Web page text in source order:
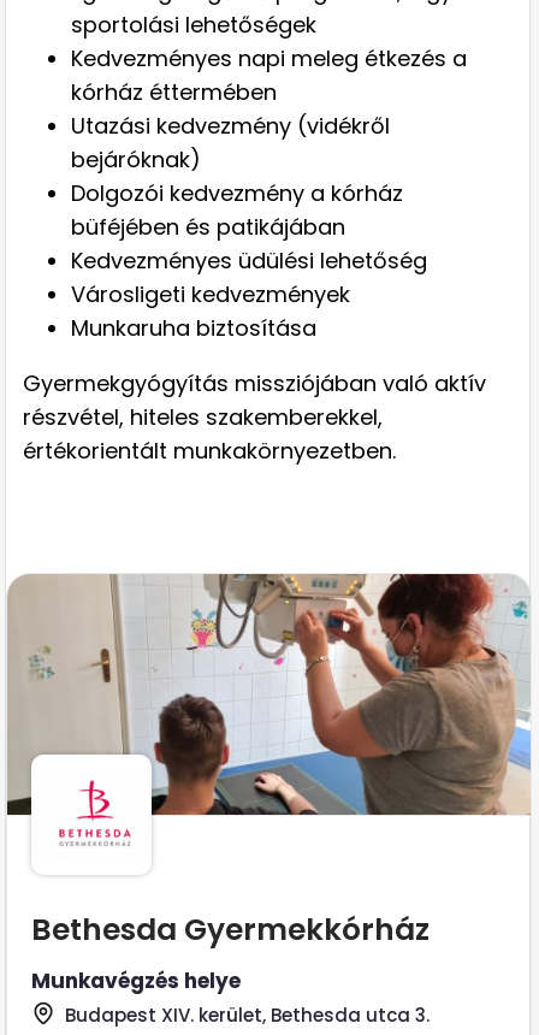
sportolási lehetőségek
Kedvezményes napi meleg étkezés a
kórház éttermében
Utazási kedvezmény (vidékről
bejáróknak)
Dolgozói kedvezmény a kórház
büféjében és patikájában
Kedvezményes üdülési lehetőség
Városligeti kedvezmények
Munkaruha biztosítása
Gyermekgyógyítás missziójában való aktív
részvétel, hiteles szakemberekkel,
értékorientált munkakörnyezetben.
Bethesda Gyermekkórház
Munkavégzés helye
Budapest XIV. kerület, Bethesda utca 3.